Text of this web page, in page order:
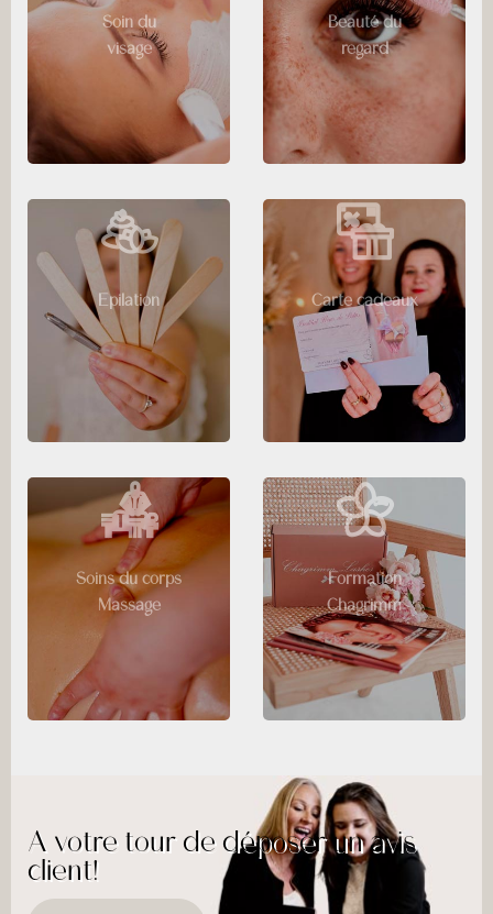
Soin du
visage
Beauté du
regard
Epilation Carte cadeaux
Soins du corps
Massage
Formation
Chagrimm
A votre tour de déposer un avis
client!